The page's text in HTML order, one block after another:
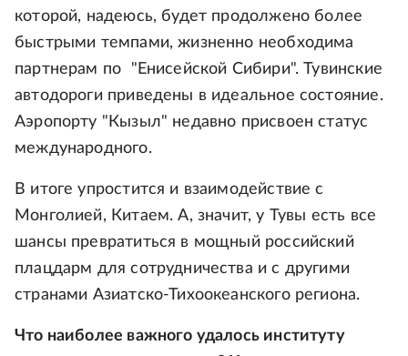
которой, надеюсь, будет продолжено более
быстрыми темпами, жизненно необходима
партнерам по "Енисейской Сибири". Тувинские
автодороги приведены в идеальное состояние.
Аэропорту "Кызыл" недавно присвоен статус
международного.
В итоге упростится и взаимодействие с
Монголией, Китаем. А, значит, у Тувы есть все
шансы превратиться в мощный российский
плацдарм для сотрудничества и с другими
странами Азиатско-Тихоокеанского региона.
Что наиболее важного удалось институту